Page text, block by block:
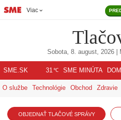
Viac
Sobota, 8. august, 2026|
SME.SK 31℃ SME MINÚTA
O službe Technológie Obchod Zdravie
OBJEDNAŤ TLAČOVÉ SPRÁVY